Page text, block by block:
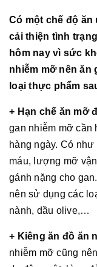
Có một chế độ
cải thiện tình
hôm nay vì sức
nhiễm mỡ nên ăn
loại thực phẩm
+ Hạn chế ăn mỡ
gan nhiễm mỡ cần
hàng ngày. Có
máu, lượng mỡ
gánh nặng cho
nên sử dụng các
nành, dầu olive,…
+ Kiêng ăn đồ ăn
nhiễm mỡ cũng